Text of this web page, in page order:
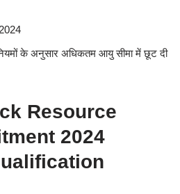
के अनुसार अधिकतम आयु सीमा में छूट दी
Resource
2024